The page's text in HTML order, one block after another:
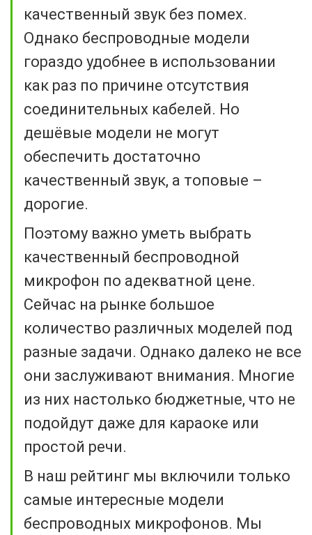
качественный звук без помех.
Однако беспроводные модели
гораздо удобнее в использовании
как раз по причине отсутствия
соединительных кабелей. Но
дешёвые модели не могут
обеспечить достаточно
качественный звук, а топовые –
дорогие.
Поэтому важно уметь выбрать
качественный беспроводной
микрофон по адекватной цене.
Сейчас на рынке большое
количество различных моделей под
разные задачи. Однако далеко не все
они заслуживают внимания. Многие
из них настолько бюджетные, что не
подойдут даже для караоке или
простой речи.
В наш рейтинг мы включили только
самые интересные модели
беспроводных микрофонов. Мы